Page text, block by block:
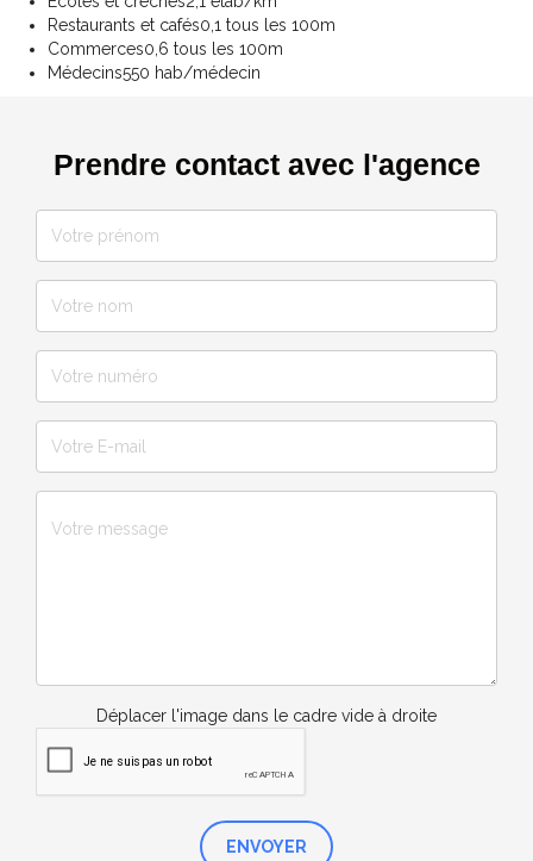
Restaurants et cafés0,1 tous les 100m
Commerces0,6 tous les 100m
Médecins550 hab/médecin
Prendre contact avec l'agence
Déplacer l'image dans le cadre vide à droite
ENVOYER